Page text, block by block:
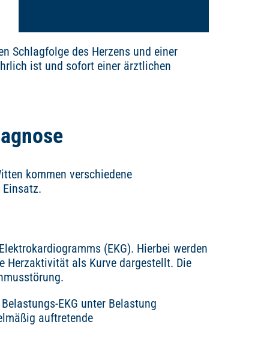
Schlagfolge des Herzens und einer
ist und sofort einer ärztlichen
kommen verschiedene
(EKG). Hierbei werden
Herzaktivität als Kurve dargestellt. Die
EKG unter Belastung
auftretende